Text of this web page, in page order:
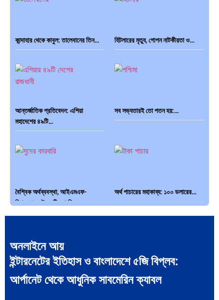
কান্দাহার থেকে কাবুল: তালেবানের তিন… হিটলারের মৃত্যু, গোপন নাটকীয়তা ও…
আন্তর্জাতিক প্রতিবেদন: এশিয়া
মহাদেশের ৪৯টি…
সব সভ্যতারই তো পতন হয়:…
বৈশ্বিক অর্থব্যবস্থা, আইএমএফ-
বিশ্বব্যাংক, ইসলামী ব্যাংকিং…
অর্থ পাচারের মহাকাব্য: ১০০ ডলারের…
দক্ষিণ এশিয়ায় ‘জেন-জি’ বিপ্লব:
বাংলাদেশ,…
বিশেষ ইন-ডেপ্থ রিপোর্ট: ক্রীড়া উৎসবে…
অনলাইনে আয়
ইন্টারনেটের ইতিহাস ও বাংলাদেশে ৫জি বিপ্লব:
আর্পানেট থেকে আধুনিক সাবমেরিন ক্যাবল